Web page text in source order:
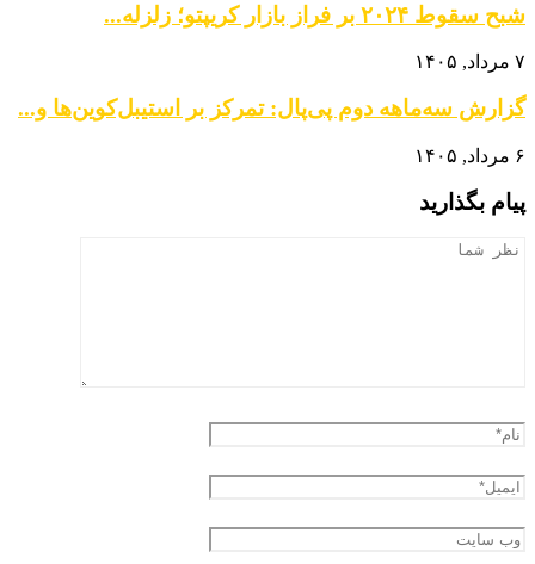
شبح سقوط ۲۰۲۴ بر فراز بازار کریپتو؛ زلزله...
۷ مرداد, ۱۴۰۵
گزارش سه‌ماهه دوم پی‌پال: تمرکز بر استیبل‌کوین‌ها و...
۶ مرداد, ۱۴۰۵
پیام بگذارید